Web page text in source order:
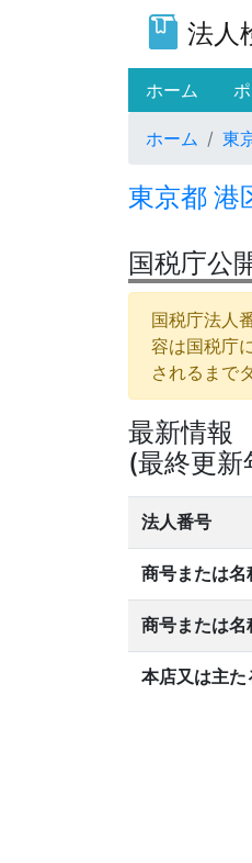
法人
ホーム
ホーム 東
東京都 港
国税庁公
国税庁法人
容は国税庁
されるまで
最新情報
(最終更
法人番号
商号または名
商号または
本店又は主